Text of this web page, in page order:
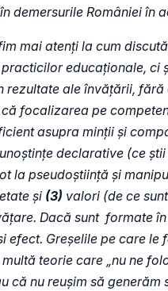
demersurile României în
mai atenți la cum
educaționale, ci
rezultate ale învățării,
focalizarea pe
asupra minții și
declarative (ce
la pseudoștiință și
și (3) valori (de ce
Dacă sunt formate
efect. Greșelile pe care
teorie care „nu ne
că nu reușim să